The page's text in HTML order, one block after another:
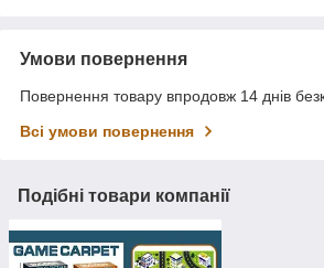
Умови повернення
Повернення товару впродовж 14 днів
Всі умови повернення
Подібні товари компанії